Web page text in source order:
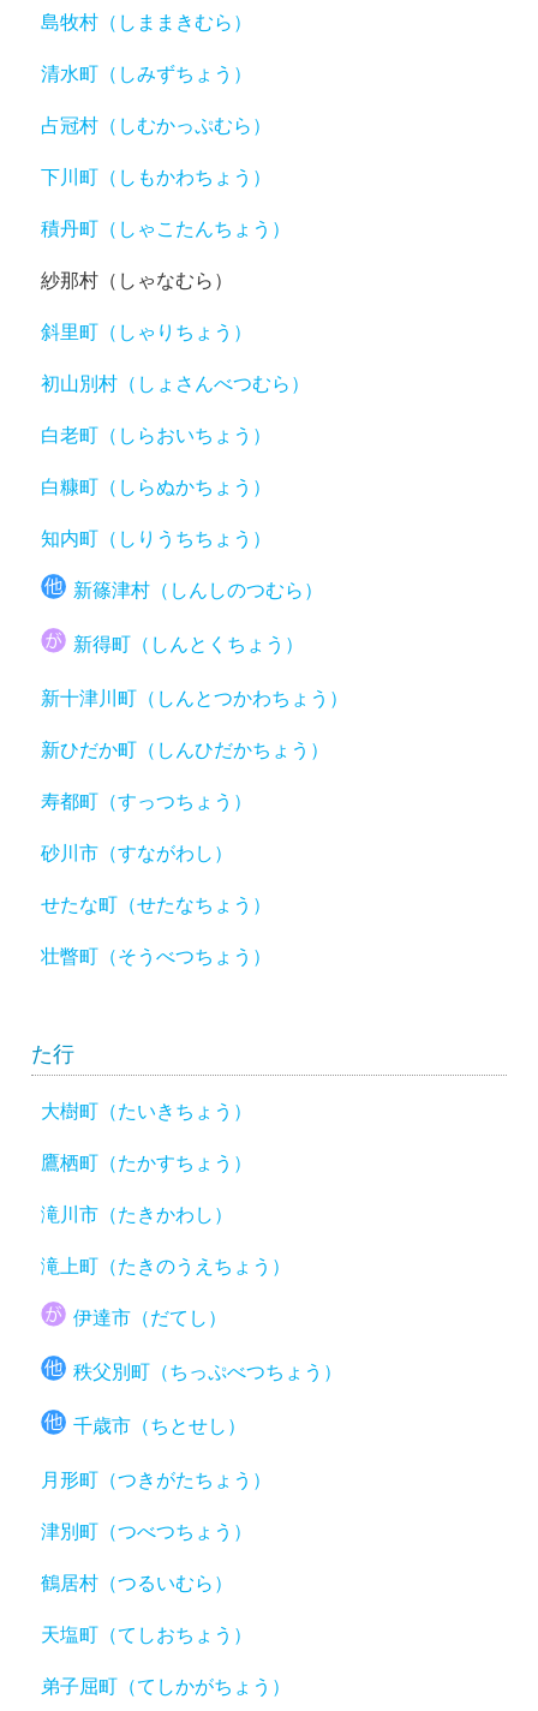
島牧村（しままきむら）
清水町（しみずちょう）
占冠村（しむかっぷむら）
下川町（しもかわちょう）
積丹町（しゃこたんちょう）
紗那村（しゃなむら）
斜里町（しゃりちょう）
初山別村（しょさんべつむら）
白老町（しらおいちょう）
白糠町（しらぬかちょう）
知内町（しりうちちょう）
新篠津村（しんしのつむら）
新得町（しんとくちょう）
新十津川町（しんとつかわちょう）
新ひだか町（しんひだかちょう）
寿都町（すっつちょう）
砂川市（すながわし）
せたな町（せたなちょう）
壮瞥町（そうべつちょう）
た行
大樹町（たいきちょう）
鷹栖町（たかすちょう）
滝川市（たきかわし）
滝上町（たきのうえちょう）
伊達市（だてし）
秩父別町（ちっぷべつちょう）
千歳市（ちとせし）
月形町（つきがたちょう）
津別町（つべつちょう）
鶴居村（つるいむら）
天塩町（てしおちょう）
弟子屈町（てしかがちょう）